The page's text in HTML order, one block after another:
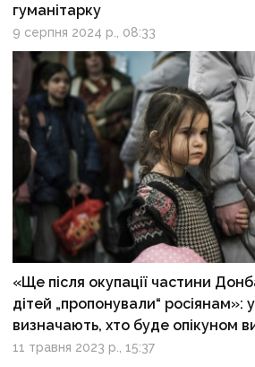
гуманітарку
9 серпня 2024 р., 08:33
«Ще після окупації частини
дітей „пропонували“ росіянам»:
визначають, хто буде опікуном
11 травня 2023 р., 15:37